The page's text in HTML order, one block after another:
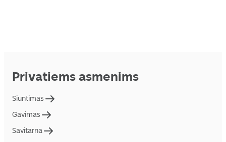
Privatiems asmenims
Siuntimas
Gavimas
Savitarna